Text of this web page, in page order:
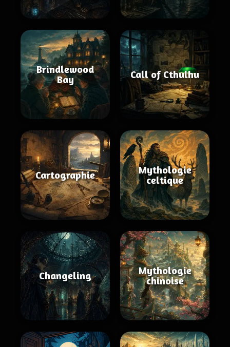
Brindlewood
Bay
Call of Cthulhu
Cartographie
Mythologie
celtique
Changeling
Mythologie
chinoise